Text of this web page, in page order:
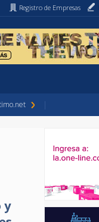
Registro de Empresas
y